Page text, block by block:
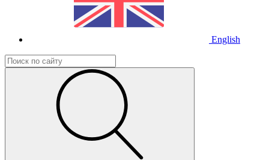
English